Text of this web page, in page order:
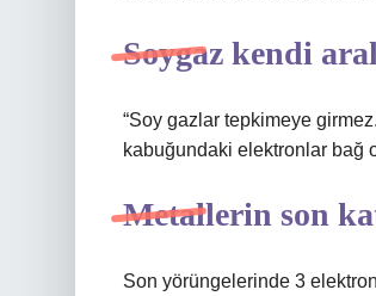
Soygaz kendi
“Soy gazlar tepkimeye
kabuğundaki elektronlar bağ
Metallerin son
Son yörüngelerinde 3